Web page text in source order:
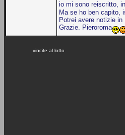
io mi sono reiscritto,
Ma se ho ben capito,
Potrei avere notizie in
Grazie. Pieroroma
vincite al lotto